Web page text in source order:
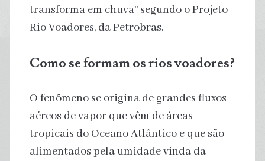
transforma em chuva” segundo o Projeto
Rio Voadores, da Petrobras.
Como se formam os rios voadores?
O fenômeno se origina de grandes fluxos
aéreos de vapor que vêm de áreas
tropicais do Oceano Atlântico e que são
alimentados pela umidade vinda da